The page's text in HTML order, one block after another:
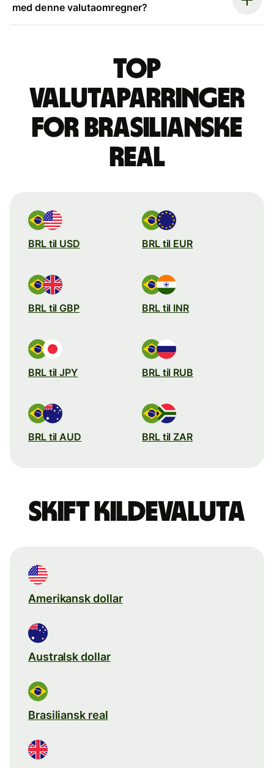
med denne valutaomregner?
Top
valutaparringer
for brasilianske
real
BRL til USD BRL til EUR
BRL til GBP BRL til INR
BRL til JPY BRL til RUB
BRL til AUD BRL til ZAR
Skift kildevaluta
Amerikansk dollar
Australsk dollar
Brasiliansk real